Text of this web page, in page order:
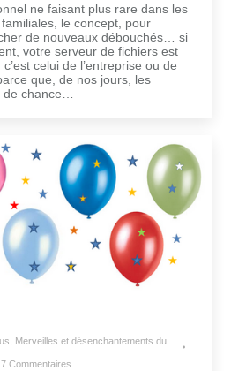
ne faisant plus rare dans les
le concept, pour
de nouveaux débouchés… si
votre serveur de fichiers est
celui de l’entreprise ou de
que, de nos jours, les
chance…
Merveilles et désenchantements du
7 Commentaires